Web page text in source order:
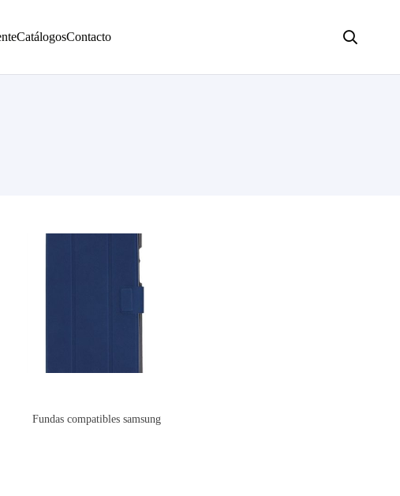
CatálogosContacto
Fundas compatibles samsung